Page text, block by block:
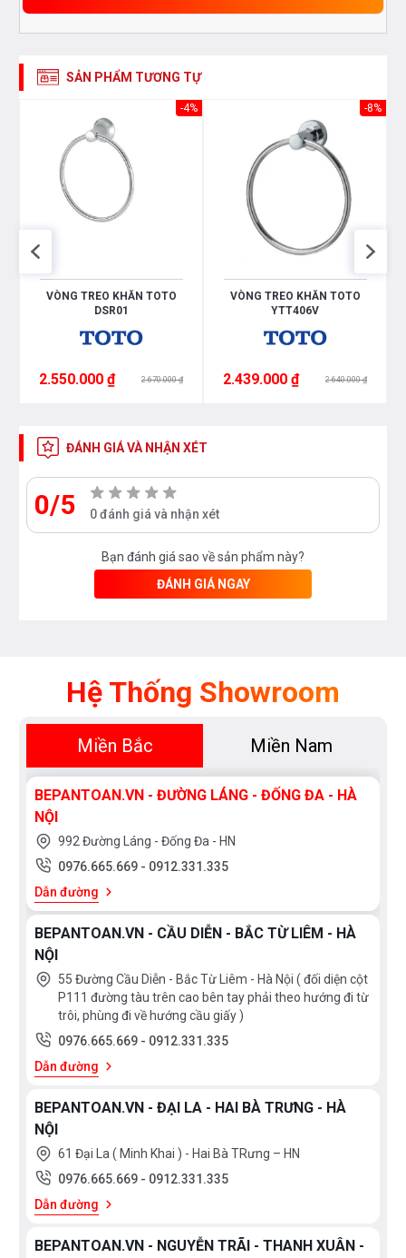
SẢN PHẨM TƯƠNG TỰ
-4%
VÒNG TREO KHĂN TOTO
DSR01
2.550.000 ₫ 2.670.000 ₫
-8%
VÒNG TREO KHĂN TOTO
YTT406V
2.439.000 ₫ 2.640.000 ₫
ĐÁNH GIÁ VÀ NHẬN XÉT
0/5 0 đánh giá và nhận xét
Bạn đánh giá sao về sản phẩm này?
ĐÁNH GIÁ NGAY
Hệ Thống Showroom
Miền Bắc Miền Nam
BEPANTOAN.VN - ĐƯỜNG LÁNG - ĐỐNG ĐA - HÀ
NỘI
992 Đường Láng - Đống Đa - HN
0976.665.669 - 0912.331.335
Dẫn đường
BEPANTOAN.VN - CẦU DIỄN - BẮC TỪ LIÊM - HÀ
NỘI
55 Đường Cầu Diễn - Bắc Từ Liêm - Hà Nội ( đối diện cột
P111 đường tàu trên cao bên tay phải theo hướng đi từ
trôi, phùng đi về hướng cầu giấy )
0976.665.669 - 0912.331.335
Dẫn đường
BEPANTOAN.VN - ĐẠI LA - HAI BÀ TRƯNG - HÀ
NỘI
61 Đại La ( Minh Khai ) - Hai Bà TRưng – HN
0976.665.669 - 0912.331.335
Dẫn đường
BEPANTOAN.VN - NGUYỄN TRÃI - THANH XUÂN -